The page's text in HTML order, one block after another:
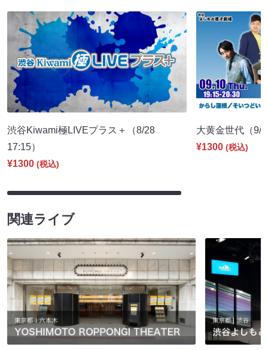
渋谷Kiwami極LIVEプラス＋（8/28
17:15）
¥1300 (税込)
大黄金世代（
¥1300 (税込)
関連ライブ